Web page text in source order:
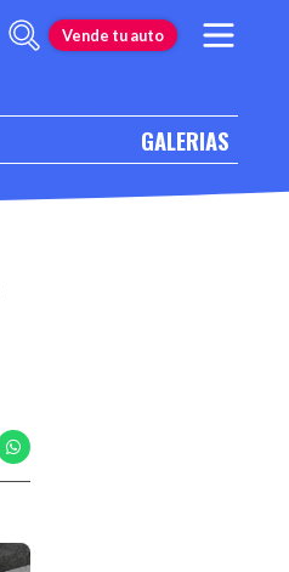
Vende tu auto
GALERIAS